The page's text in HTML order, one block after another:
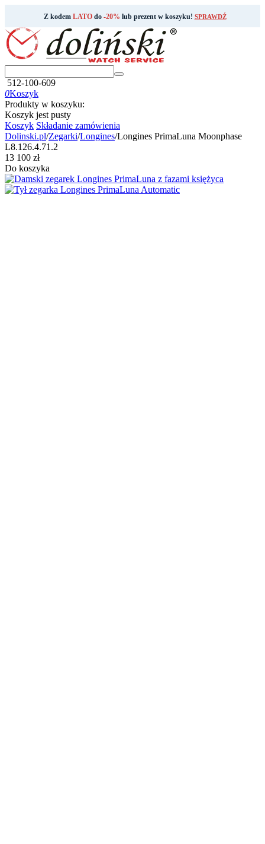
Z kodem LATOdo -20% lub prezent w koszyku! SPRAWDŹ
512-100-609
0Koszyk
Produkty w koszyku:
Koszyk jest pusty
Koszyk Składanie zamówienia
Dolinski.pl/Zegarki/Longines/Longines PrimaLuna Moonphase
L8.126.4.71.2
‍13 100‍ zł
Do koszyka